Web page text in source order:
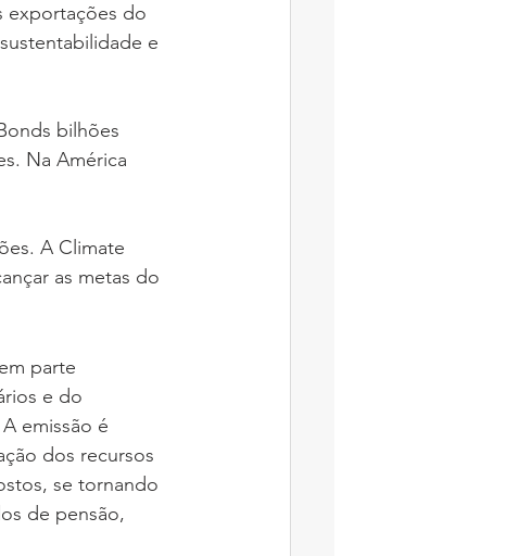
exportações do
e
bilhões
Na América
A Climate
as metas do
parte
e do
emissão é
dos recursos
se tornando
de pensão,